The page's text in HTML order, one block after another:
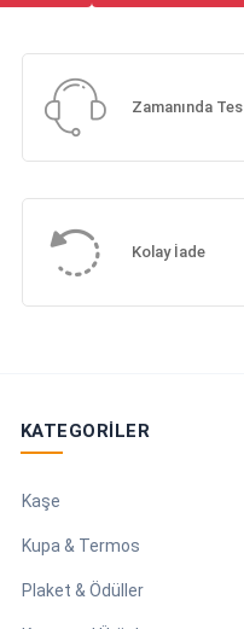
Zamanında
Kolay İade
KATEGORILER
Kaşe
Kupa & Termos
Plaket & Ödüller